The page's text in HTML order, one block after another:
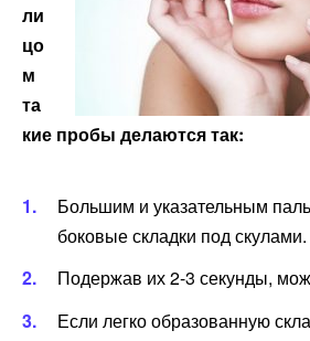
ли
цо
м
та
кие пробы делаются так:
Большим и указательным
боковые складки под скулами.
Подержав их 2-3 секунды,
Если легко образованную